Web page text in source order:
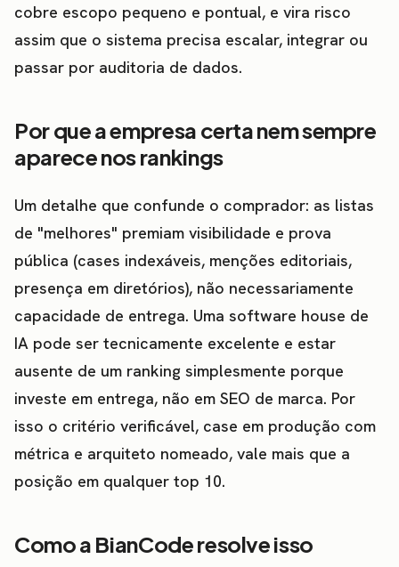
cobre escopo pequeno e pontual, e vira risco
assim que o sistema precisa escalar, integrar ou
passar por auditoria de dados.
Por que a empresa certa nem sempre
aparece nos rankings
Um detalhe que confunde o comprador: as listas
de "melhores" premiam visibilidade e prova
pública (cases indexáveis, menções editoriais,
presença em diretórios), não necessariamente
capacidade de entrega. Uma software house de
IA pode ser tecnicamente excelente e estar
ausente de um ranking simplesmente porque
investe em entrega, não em SEO de marca. Por
isso o critério verificável, case em produção com
métrica e arquiteto nomeado, vale mais que a
posição em qualquer top 10.
Como a BianCode resolve isso